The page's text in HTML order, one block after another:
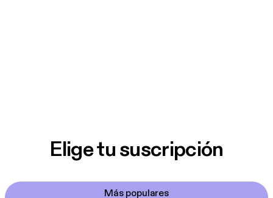
Elige tu suscripción
Más populares